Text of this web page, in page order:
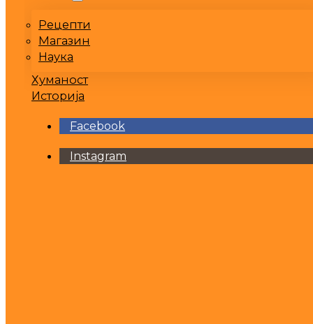
Рецепти
Магазин
Наука
Хуманост
Историја
Facebook
Instagram